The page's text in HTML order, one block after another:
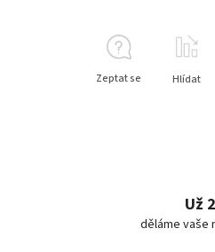
Zeptat se Hlídat
Už
děláme vaše